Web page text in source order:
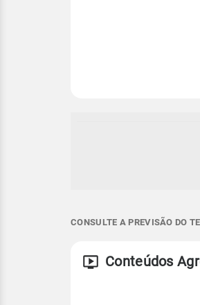
CONSULTE A PREVISÃO DO
Conteúdos